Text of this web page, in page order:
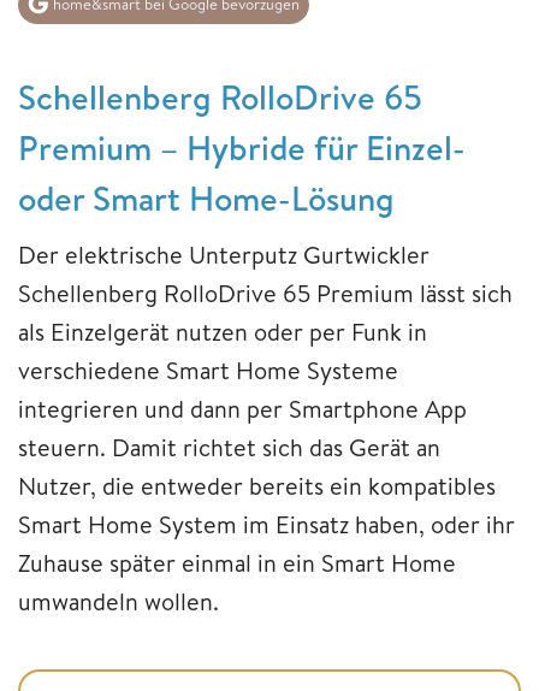
Schellenberg RolloDrive 65
Premium – Hybride für Einzel-
oder Smart Home-Lösung
Der elektrische Unterputz Gurtwickler
Schellenberg RolloDrive 65 Premium lässt sich
als Einzelgerät nutzen oder per Funk in
verschiedene Smart Home Systeme
integrieren und dann per Smartphone App
steuern. Damit richtet sich das Gerät an
Nutzer, die entweder bereits ein kompatibles
Smart Home System im Einsatz haben, oder ihr
Zuhause später einmal in ein Smart Home
umwandeln wollen.